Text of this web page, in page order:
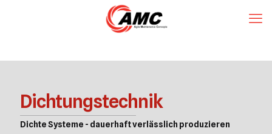
Dichtungstechnik
Dichte Systeme - dauerhaft verlässlich produzieren